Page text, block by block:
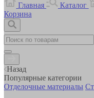
Главная
Каталог
Корзина
Назад
Популярные категории
Отделочные материалы